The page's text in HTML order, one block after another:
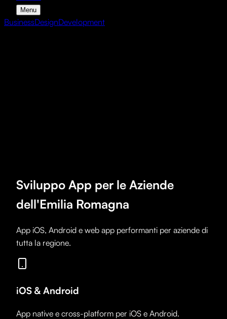
Menu
BusinessDesignDevelopment
Sviluppo App per le Aziende
dell'Emilia Romagna
App iOS, Android e web app performanti per aziende di
tutta la regione.
iOS & Android
App native e cross-platform per iOS e Android.